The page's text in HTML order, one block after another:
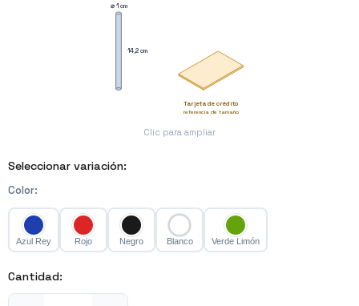
⌀ 1 cm
14,2 cm
Tarjeta de crédito
referencia de tamaño
Clic para ampliar
Seleccionar variación:
Color:
Azul Rey Rojo Negro Blanco Verde Limón
Cantidad: